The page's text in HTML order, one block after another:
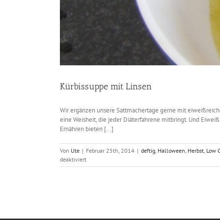
Kürbissuppe mit Linsen
Wir ergänzen unsere Sattmachertage gerne mit
eine Weisheit, die jeder Diäterfahrene mitbringt. Und
Ernähren bieten [...]
Von Ute | Februar 25th, 2014 | deftig, Halloween, Herbst, Low
deaktiviertfür
Kürbissuppe